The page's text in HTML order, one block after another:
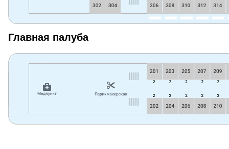
Главная палуба